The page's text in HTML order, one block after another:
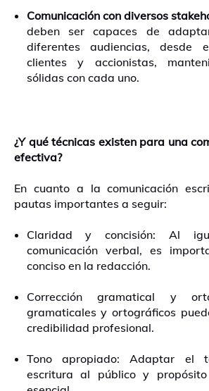
Comunicación con diversos
deben ser capaces de
diferentes audiencias, desde
clientes y accionistas,
sólidas con cada uno.
¿Y qué técnicas existen para una
efectiva?
En cuanto a la comunicación
pautas importantes a seguir:
Claridad y concisión: Al
comunicación verbal, es
conciso en la redacción.
Corrección gramatical y
gramaticales y ortográficos
credibilidad profesional.
Tono apropiado: Adaptar el
escritura al público y